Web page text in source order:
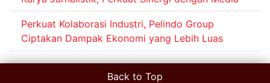
Perkuat Kolaborasi Industri, Pelindo Group
Ciptakan Dampak Ekonomi yang Lebih Luas
Back to Top